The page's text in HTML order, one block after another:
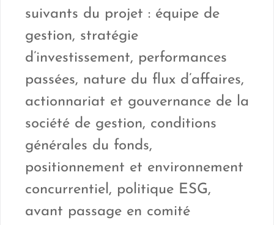
suivants du projet : équipe de
gestion, stratégie
d’investissement, performances
passées, nature du flux d’affaires,
actionnariat et gouvernance de la
société de gestion, conditions
générales du fonds,
positionnement et environnement
concurrentiel, politique ESG,
avant passage en comité